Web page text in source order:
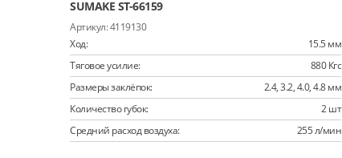
SUMAKE ST-66159
4119130
Ход:
15.5 мм
Тяговое усилие:
880 Кгс
Размеры заклёпок:
2.4, 3.2, 4.0, 4.8 мм
Количество губок:
2 шт
Средний расход воздуха:
255 л/мин